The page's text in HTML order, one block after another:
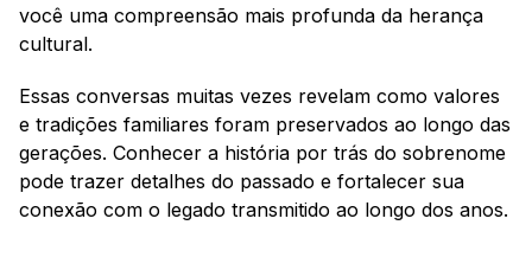
você uma compreensão mais profunda da herança
cultural.
Essas conversas muitas vezes revelam como valores
e tradições familiares foram preservados ao longo das
gerações. Conhecer a história por trás do sobrenome
pode trazer detalhes do passado e fortalecer sua
conexão com o legado transmitido ao longo dos anos.